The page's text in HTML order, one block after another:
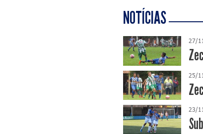
NOTÍCIAS
27/
25/
23/